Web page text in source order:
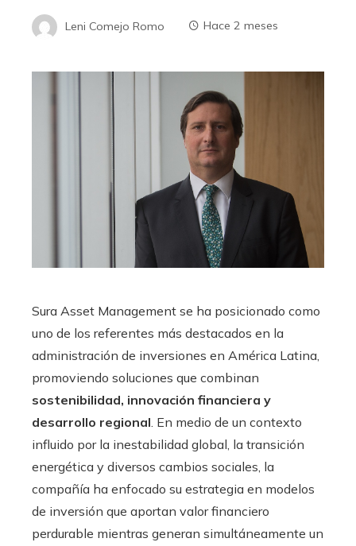
Leni Comejo Romo Hace 2 meses
Sura Asset Management se ha posicionado como
uno de los referentes más destacados en la
administración de inversiones en América Latina,
promoviendo soluciones que combinan
sostenibilidad, innovación financiera y
desarrollo regional . En medio de un contexto
influido por la inestabilidad global, la transición
energética y diversos cambios sociales, la
compañía ha enfocado su estrategia en modelos
de inversión que aportan valor financiero
perdurable mientras generan simultáneamente un